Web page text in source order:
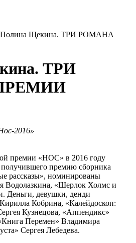
Полина Щекина. ТРИ РОМАНА
ТРИ
2016»
премии «НОС» в 2016 году
премию сборника
рассказы», номинированы
Водолазкина, «Шерлок Холмс и
Деньги, девушки, денди
Кобрина, «Калейдоскоп:
Кузнецова, «Аппендикс»
Перемен» Владимира
Сергея Лебедева.